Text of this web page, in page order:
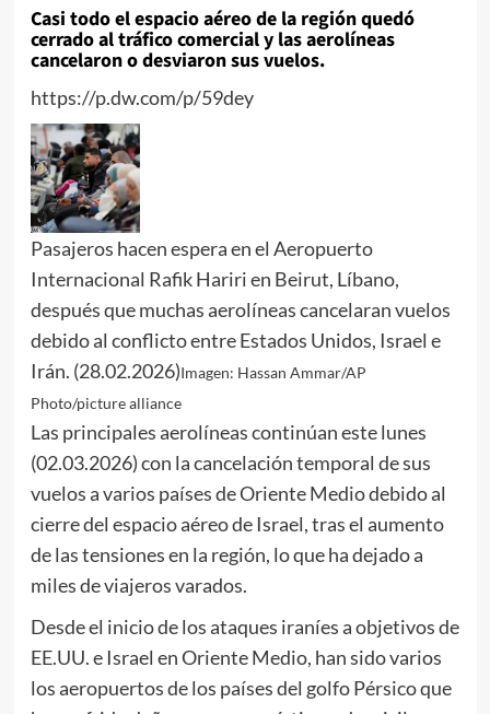
Casi todo el espacio aéreo de la región quedó
cerrado al tráfico comercial y las aerolíneas
cancelaron o desviaron sus vuelos.
https://p.dw.com/p/59dey
Pasajeros hacen espera en el Aeropuerto
Internacional Rafik Hariri en Beirut, Líbano,
después que muchas aerolíneas cancelaran vuelos
debido al conflicto entre Estados Unidos, Israel e
Irán. (28.02.2026)Imagen: Hassan Ammar/AP
Photo/picture alliance
Las principales aerolíneas continúan este lunes
(02.03.2026) con la cancelación temporal de sus
vuelos a varios países de Oriente Medio debido al
cierre del espacio aéreo de Israel, tras el aumento
de las tensiones en la región, lo que ha dejado a
miles de viajeros varados.
Desde el inicio de los ataques iraníes a objetivos de
EE.UU. e Israel en Oriente Medio, han sido varios
los aeropuertos de los países del golfo Pérsico que